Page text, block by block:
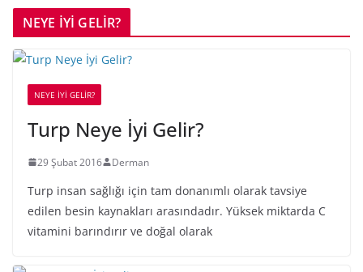
NEYE İYİ GELİR?
NEYE İYİ GELİR?
Turp Neye İyi Gelir?
29 Şubat 2016 Derman
Turp insan sağlığı için tam donanımlı olarak tavsiye
edilen besin kaynakları arasındadır. Yüksek miktarda C
vitamini barındırır ve doğal olarak